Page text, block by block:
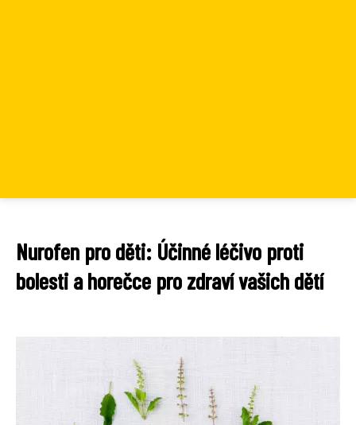
Nurofen pro děti: Účinné léčivo proti
bolesti a horečce pro zdraví vašich dětí